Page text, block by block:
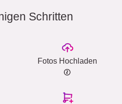
Schritten
Fotos Hochladen